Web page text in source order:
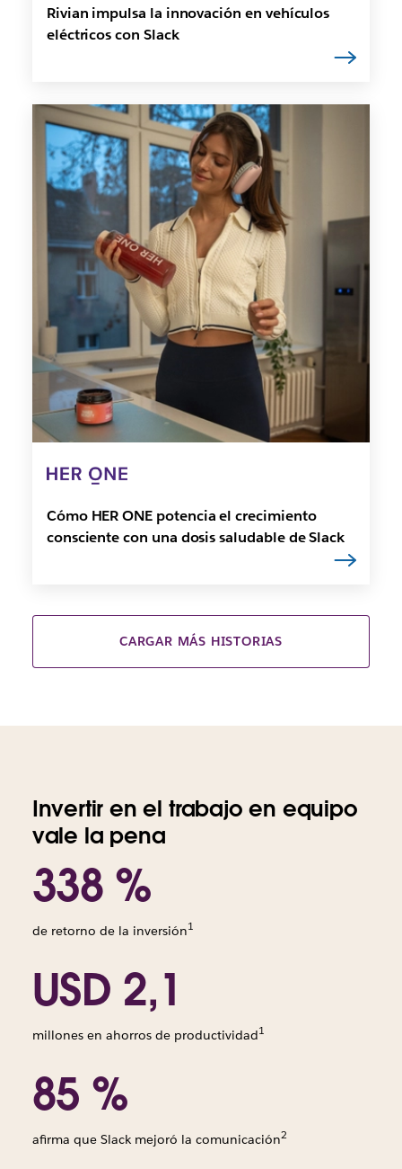
Rivian impulsa la innovación en vehículos
eléctricos con Slack
Cómo HER ONE potencia el crecimiento
consciente con una dosis saludable de Slack
CARGAR MÁS HISTORIAS
Invertir en el trabajo en equipo
vale la pena
338 %
de retorno de la inversión1
USD 2,1
millones en ahorros de productividad1
85 %
afirma que Slack mejoró la comunicación2